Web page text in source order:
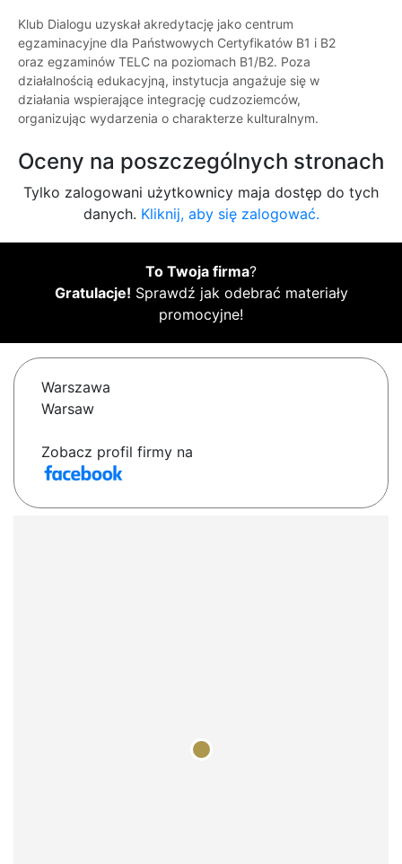
Klub Dialogu uzyskał akredytację jako centrum
egzaminacyjne dla Państwowych Certyfikatów B1 i B2
oraz egzaminów TELC na poziomach B1/B2. Poza
działalnością edukacyjną, instytucja angażuje się w
działania wspierające integrację cudzoziemców,
organizując wydarzenia o charakterze kulturalnym.
Oceny na poszczególnych stronach
Tylko zalogowani użytkownicy maja dostęp do tych
danych. Kliknij, aby się zalogować.
To Twoja firma?
Gratulacje! Sprawdź jak odebrać materiały
promocyjne!
Warszawa
Warsaw
Zobacz profil firmy na